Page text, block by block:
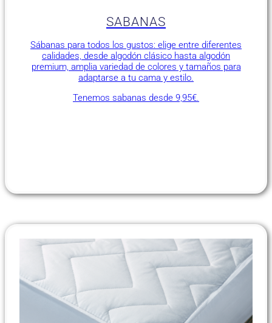
SABANAS
Sábanas para todos los gustos: elige entre diferentes
calidades, desde algodón clásico hasta algodón
premium, amplia variedad de colores y tamaños para
adaptarse a tu cama y estilo.
Tenemos sabanas desde 9,95€.